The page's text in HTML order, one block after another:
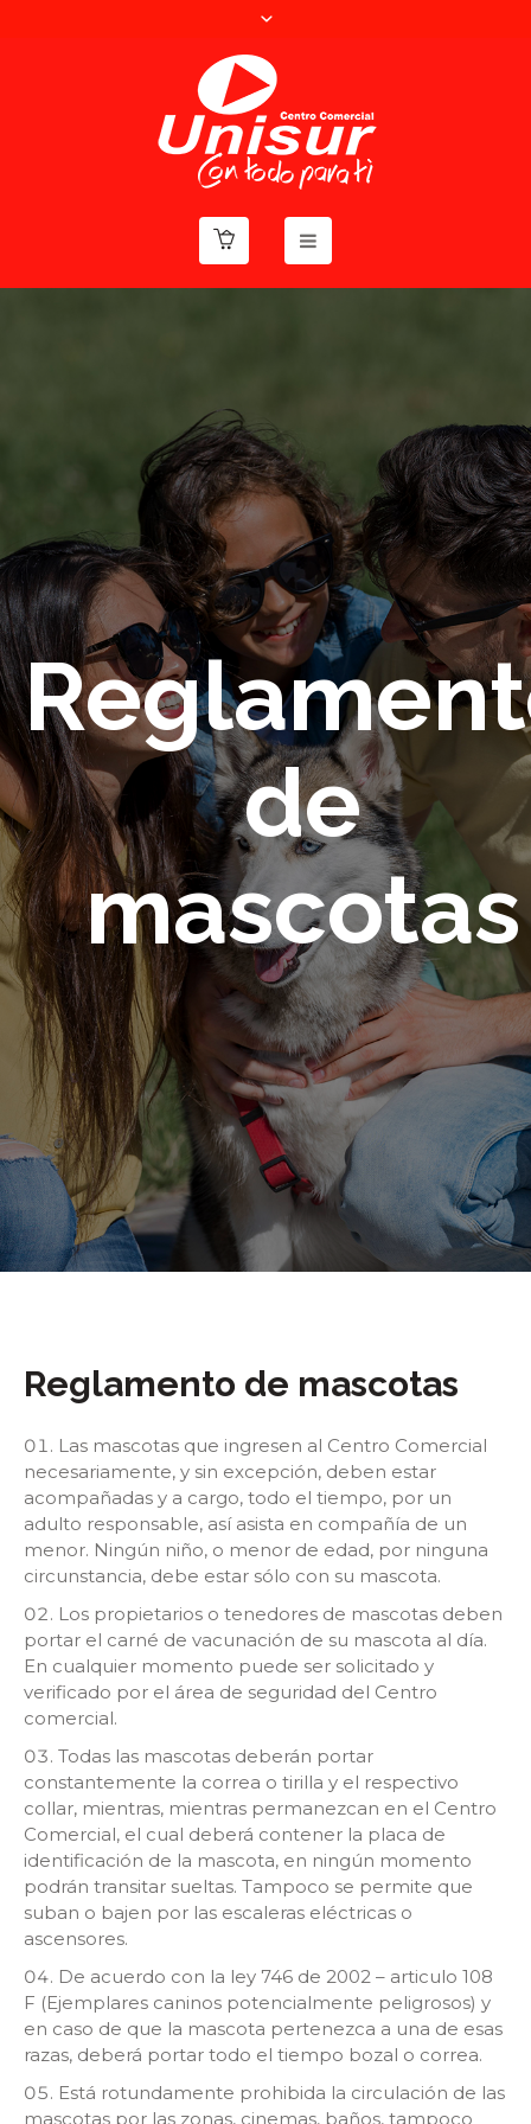
de
mascotas
Reglamento de mascotas
Las mascotas que ingresen al Centro Comercial
necesariamente, y sin excepción, deben estar
acompañadas y a cargo, todo el tiempo, por un
adulto responsable, así asista en compañía de un
menor. Ningún niño, o menor de edad, por ninguna
circunstancia, debe estar sólo con su mascota.
Los propietarios o tenedores de mascotas deben
portar el carné de vacunación de su mascota al día.
En cualquier momento puede ser solicitado y
verificado por el área de seguridad del Centro
comercial.
Todas las mascotas deberán portar
constantemente la correa o tirilla y el respectivo
collar, mientras, mientras permanezcan en el Centro
Comercial, el cual deberá contener la placa de
identificación de la mascota, en ningún momento
podrán transitar sueltas. Tampoco se permite que
suban o bajen por las escaleras eléctricas o
ascensores.
De acuerdo con la ley 746 de 2002 – articulo 108
F (Ejemplares caninos potencialmente peligrosos) y
en caso de que la mascota pertenezca a una de esas
razas, deberá portar todo el tiempo bozal o correa.
Está rotundamente prohibida la circulación de las
mascotas por las zonas, cinemas, baños, tampoco